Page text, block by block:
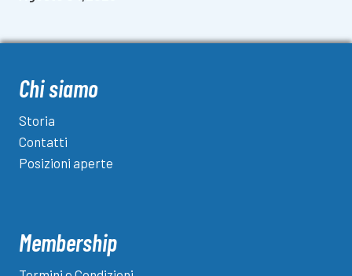
Chi siamo
Storia
Contatti
Posizioni aperte
Membership